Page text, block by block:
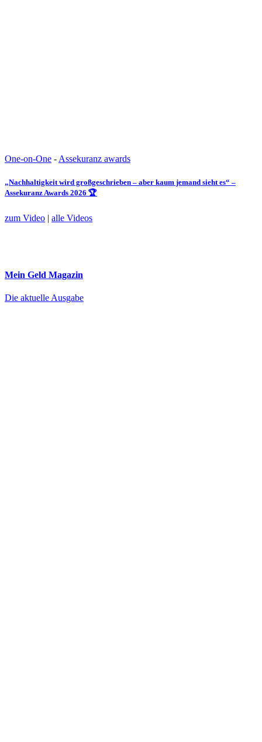
One-on-One - Assekuranz awards
„Nachhaltigkeit wird großgeschrieben – aber kaum jemand sieht es“ –
Assekuranz Awards 2026 🏆
zum Video | alle Videos
Mein Geld Magazin
Die aktuelle Ausgabe